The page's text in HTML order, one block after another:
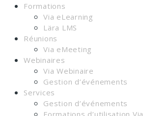
Formations
Via eLearning
Lära LMS
Réunions
Via eMeeting
Webinaires
Via Webinaire
Gestion d’événements
Services
Gestion d’événements
Formations d’utilisation Via